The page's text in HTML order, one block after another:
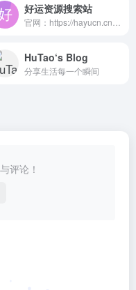
好运资源搜索站
HuTao‘s Blog
分享生活每一个瞬间
评论！